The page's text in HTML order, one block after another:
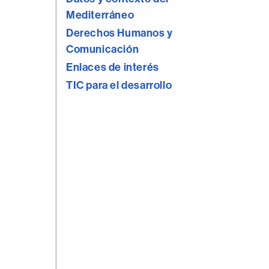
Mediterráneo
Derechos Humanos y
Comunicación
Enlaces de interés
TIC para el desarrollo